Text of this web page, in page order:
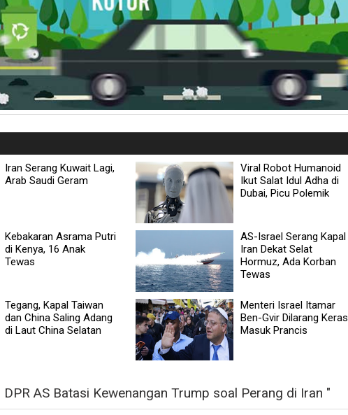
Iran Serang Kuwait Lagi,
Arab Saudi Geram
Viral Robot Humanoid
Ikut Salat Idul Adha di
Dubai, Picu Polemik
Kebakaran Asrama Putri
di Kenya, 16 Anak
Tewas
AS-Israel Serang Kapal
Iran Dekat Selat
Hormuz, Ada Korban
Tewas
Tegang, Kapal Taiwan
dan China Saling Adang
di Laut China Selatan
Menteri Israel Itamar
Ben-Gvir Dilarang Keras
Masuk Prancis
AS Batasi Kewenangan Trump soal Perang di Iran "